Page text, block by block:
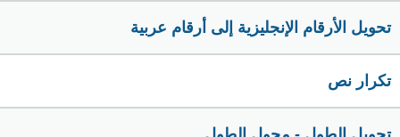
تحويل الأرقام الإنجليزية إلى أرقام عربية
تكرار نص